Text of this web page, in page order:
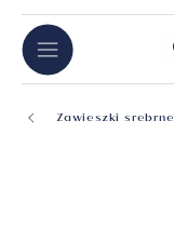
Zawieszki srebrne